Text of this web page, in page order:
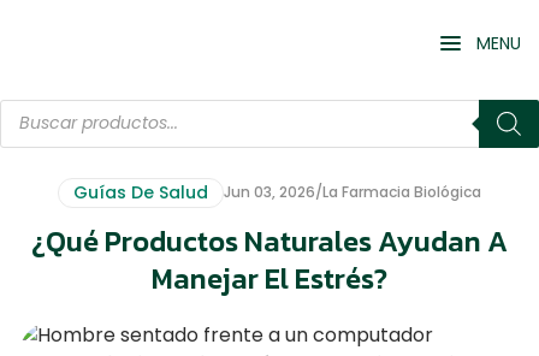
MENU
Guías De Salud Jun 03, 2026 La Farmacia Biológica
¿Qué Productos Naturales Ayudan A
Manejar El Estrés?